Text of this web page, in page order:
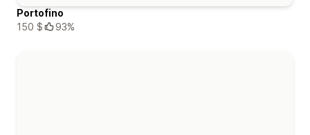
Portofino
150 $
93%